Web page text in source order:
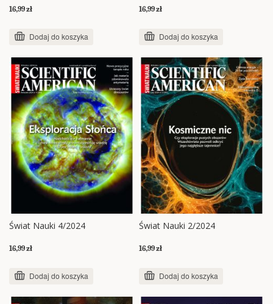
16,99 zł
Dodaj do koszyka
16,99 zł
Dodaj do koszyka
Świat Nauki 4/2024
16,99 zł
Dodaj do koszyka
Świat Nauki 2/2024
16,99 zł
Dodaj do koszyka